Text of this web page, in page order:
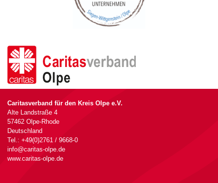
Caritasverband für den Kreis Olpe e.V.
Alte Landstraße 4
57462 Olpe-Rhode
Deutschland
Tel.: +49(0)2761 / 9668-0
info@caritas-olpe.de
www.caritas-olpe.de